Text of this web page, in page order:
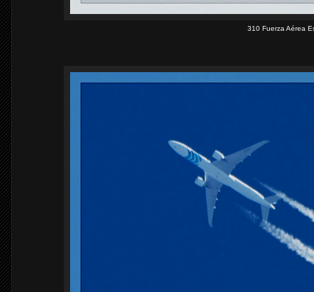
310 Fuerza Aérea